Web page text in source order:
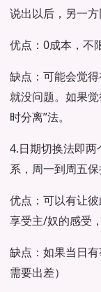
说出以后，另一方
优点：0成本，不
缺点：可能会觉
就没问题。如果
时分离”法。
4.日期切换法即
系，周一到周五保
优点：可以有让
享受主/奴的感受
缺点：如果当日
需要出差）